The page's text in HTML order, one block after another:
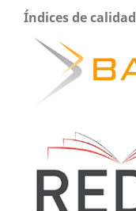
Índices de calidad